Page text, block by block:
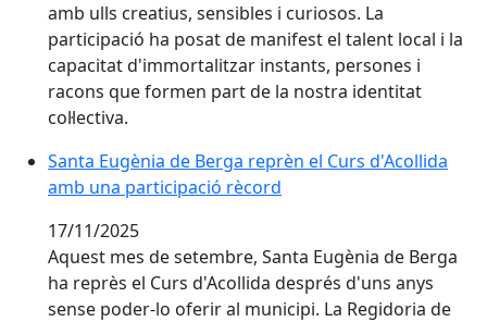
amb ulls creatius, sensibles i curiosos. La
participació ha posat de manifest el talent local i la
capacitat d'immortalitzar instants, persones i
racons que formen part de la nostra identitat
col·lectiva.
Santa Eugènia de Berga reprèn el Curs d'Acollida
Santa Eugènia de Berga reprèn el Curs d'Acollida
amb una participació rècord
17/11/2025
Aquest mes de setembre, Santa Eugènia de Berga
ha reprès el Curs d'Acollida després d'uns anys
sense poder-lo oferir al municipi. La Regidoria de